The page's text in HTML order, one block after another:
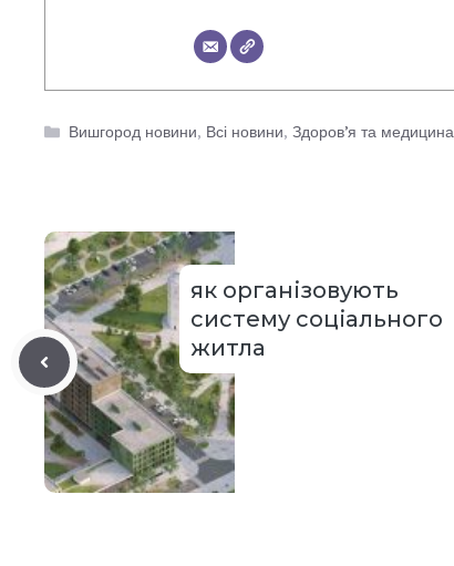
Категорії
Вишгород новини, Всі новини, Здоров’я та медицина
як організовують
систему соціального
житла